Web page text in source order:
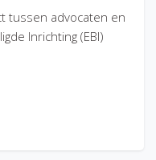
tussen advocaten en
Inrichting (EBI)